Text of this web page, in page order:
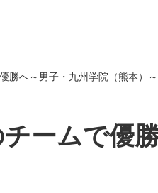
勝へ～男子・九州学院（熊本）～
ームで優